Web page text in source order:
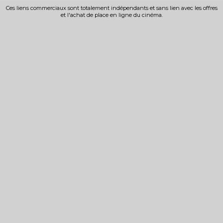
Ces liens commerciaux sont totalement indépendants et sans lien avec les offres
et l'achat de place en ligne du cinéma.